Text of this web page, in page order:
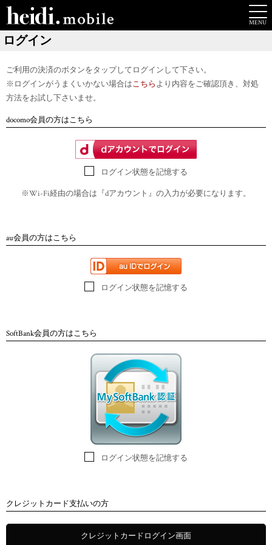
ログイン
ご利用の決済のボタンをタップしてログインして下さい。
※ログインがうまくいかない場合はこちらより内容をご確認頂き、対処
方法をお試し下さいませ。
docomo会員の方はこちら
ログイン状態を記憶する
※Wi-Fi経由の場合は『dアカウント』の入力が必要になります。
au会員の方はこちら
ログイン状態を記憶する
SoftBank会員の方はこちら
ログイン状態を記憶する
クレジットカード支払いの方
クレジットカードログイン画面